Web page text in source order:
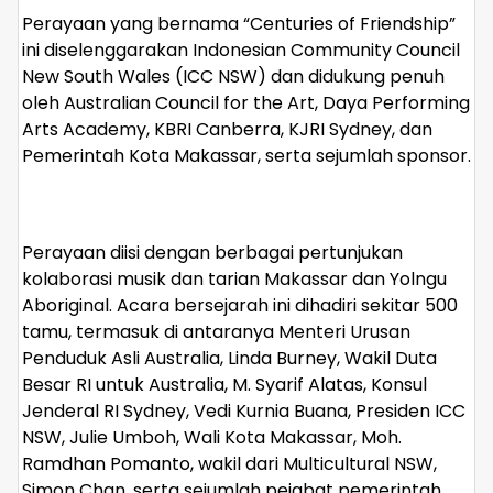
Perayaan yang bernama “Centuries of Friendship”
ini diselenggarakan Indonesian Community Council
New South Wales (ICC NSW) dan didukung penuh
oleh Australian Council for the Art, Daya Performing
Arts Academy, KBRI Canberra, KJRI Sydney, dan
Pemerintah Kota Makassar, serta sejumlah sponsor.
Perayaan diisi dengan berbagai pertunjukan
kolaborasi musik dan tarian Makassar dan Yolngu
Aboriginal. Acara bersejarah ini dihadiri sekitar 500
tamu, termasuk di antaranya Menteri Urusan
Penduduk Asli Australia, Linda Burney, Wakil Duta
Besar RI untuk Australia, M. Syarif Alatas, Konsul
Jenderal RI Sydney, Vedi Kurnia Buana, Presiden ICC
NSW, Julie Umboh, Wali Kota Makassar, Moh.
Ramdhan Pomanto, wakil dari Multicultural NSW,